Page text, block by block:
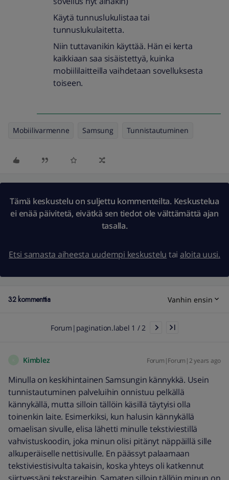
Käytä tunnuslukulistaa tai
tunnuslukulaitetta.
Niin tuttavanikin käyttää. Hän ei kerta
kaikkiaan saa sisäistettyä, kuinka
mobiililaitteilla vaihdetaan sovelluksesta
toiseen.
Mobiilivarmenne Samsung Tunnistautuminen
Tämä keskustelu on suljettu kommenteilta. Keskustelua
ei enää päivitetä, eivätkä sen tiedot ole välttämättä ajan
tasalla.
Etsi samasta aiheesta uudempi keskustelu tai aloita uusi.
32 kommenttia Vanhin ensin
Forum|pagination.label 1 / 2
Kimblez Forum|Forum|2 years ago
Minulla on keskihintainen Samsungin kännykkä. Usein
tunnistautuminen palveluihin onnistuu pelkällä
kännykällä, mutta silloin tällöin käsillä täytyisi olla
toinenkin laite. Esimerkiksi, kun halusin kännykällä
omaelisan sivulle, elisa lähetti minulle tekstiviestillä
vahvistuskoodin, joka minun olisi pitänyt näppäillä sille
alkuperäiselle nettisivulle. En päässyt palaamaan
tekstiviestisivulta takaisin, koska yhteys oli katkennut